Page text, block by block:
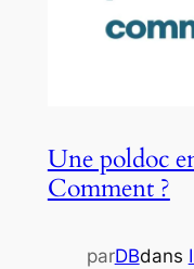
Une poldoc
Comment ?
parDBdans